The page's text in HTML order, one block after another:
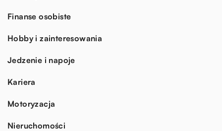
Finanse osobiste
Hobby i zainteresowania
Jedzenie i napoje
Kariera
Motoryzacja
Nieruchomości